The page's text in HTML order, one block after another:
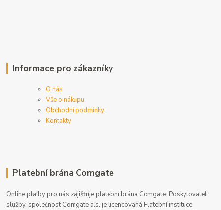
Informace pro zákazníky
O nás
Vše o nákupu
Obchodní podmínky
Kontakty
Platební brána Comgate
Online platby pro nás zajišťuje platební brána Comgate. Poskytovatel
služby, společnost Comgate a.s. je licencovaná Platební instituce